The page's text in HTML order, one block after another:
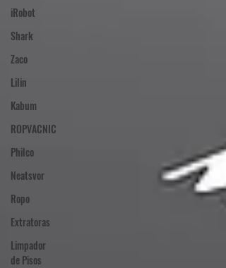
iRobot
Shark
Zaco
Lilin
Kabum
ROPVACNIC
Philco
Neatsvor
Ropo
Extratoras
Limpador
de Pisos